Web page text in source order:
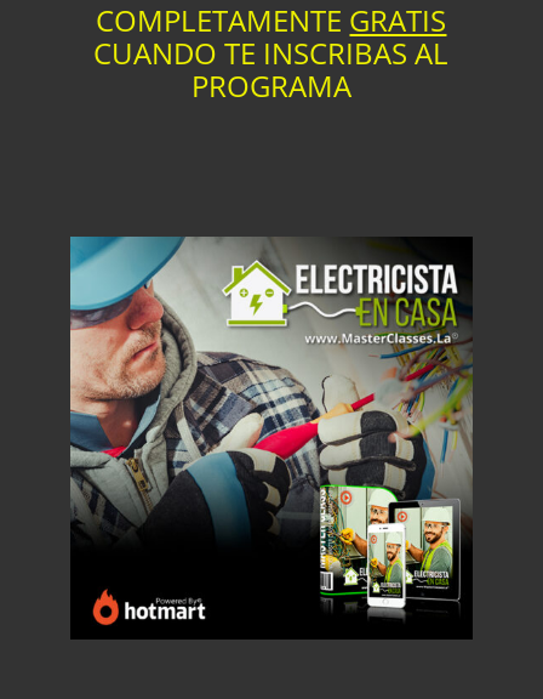
COMPLETAMENTE GRATIS
CUANDO TE INSCRIBAS AL
PROGRAMA